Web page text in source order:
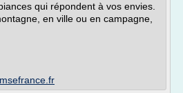
qui répondent à vos envies.
en ville ou en campagne,